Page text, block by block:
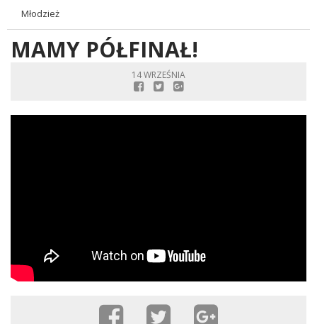
Młodzież
MAMY PÓŁFINAŁ!
14 WRZEŚNIA